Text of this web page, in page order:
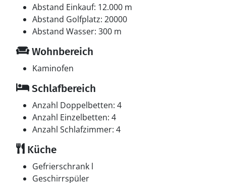
Internetverbindung zur Verfügung.
Whirlpool
2 Personen.
Abstand Einkauf: 12.000 m
Abstand Golfplatz: 20000
Abstand Wasser: 300 m
Wohnbereich
Kaminofen
Schlafbereich
Anzahl Doppelbetten: 4
Anzahl Einzelbetten: 4
Anzahl Schlafzimmer: 4
Küche
Gefrierschrank l
Geschirrspüler